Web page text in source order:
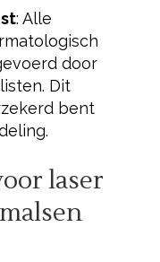
: Alle
door
Dit
bent
laser